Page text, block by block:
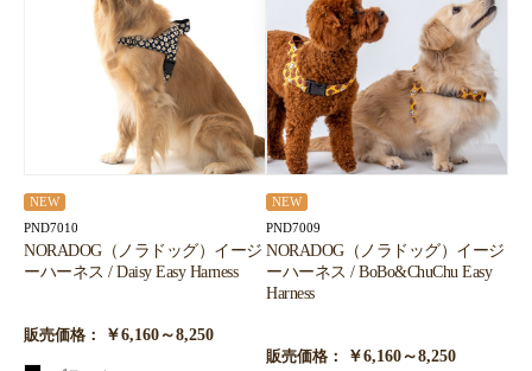
NEW
PND7010
NORADOG（ノラドッグ）イージ
ーハーネス / Daisy Easy Harness
販売価格： ￥6,160～8,250
NEW
PND7009
NORADOG（ノラドッグ）イージ
ーハーネス / BoBo&ChuChu Easy
Harness
販売価格： ￥6,160～8,250